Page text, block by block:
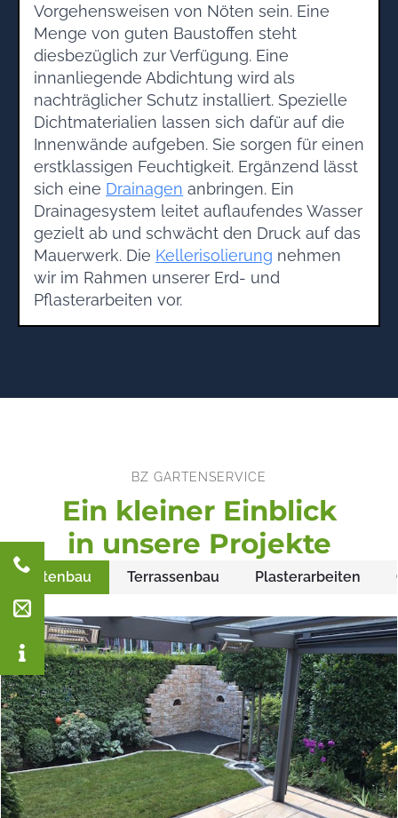
Vorgehensweisen von Nöten sein. Eine
Menge von guten Baustoffen steht
diesbezüglich zur Verfügung. Eine
innanliegende Abdichtung wird als
nachträglicher Schutz installiert. Spezielle
Dichtmaterialien lassen sich dafür auf die
Innenwände aufgeben. Sie sorgen für einen
erstklassigen Feuchtigkeit. Ergänzend lässt
sich eine Drainagen anbringen. Ein
Drainagesystem leitet auflaufendes Wasser
gezielt ab und schwächt den Druck auf das
Mauerwerk. Die Kellerisolierung nehmen
wir im Rahmen unserer Erd- und
Pflasterarbeiten vor.
BZ GARTENSERVICE
Ein kleiner Einblick
in unsere Projekte
Gartenbau Terrassenbau Plasterarbeiten